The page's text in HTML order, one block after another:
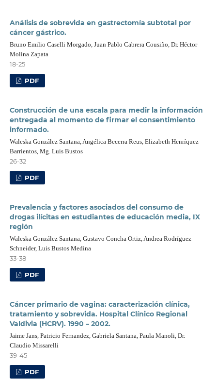
Análisis de sobrevida en gastrectomía subtotal por
cáncer gástrico.
Bruno Emilio Caselli Morgado, Juan Pablo Cabrera Cousiño, Dr. Héctor
Molina Zapata
18-25
PDF
Construcción de una escala para medir la información
entregada al momento de firmar el consentimiento
informado.
Waleska González Santana, Angélica Becerra Reus, Elizabeth Henríquez
Barrientos, Mg. Luis Bustos
26-32
PDF
Prevalencia y factores asociados del consumo de
drogas ilícitas en estudiantes de educación media, IX
región
Waleska González Santana, Gustavo Concha Ortiz, Andrea Rodríguez
Schneider, Luis Bustos Medina
33-38
PDF
Cáncer primario de vagina: caracterización clínica,
tratamiento y sobrevida. Hospital Clínico Regional
Valdivia (HCRV). 1990 – 2002.
Jaime Jans, Patricio Fernandez, Gabriela Santana, Paula Manoli, Dr.
Claudio Missarelli
39-45
PDF